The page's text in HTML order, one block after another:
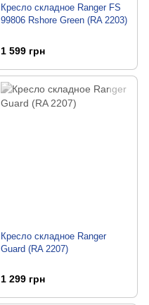
Кресло складное Ranger FS
99806 Rshore Green (RA 2203)
1 599 грн
Кресло складное Ranger
Guard (RA 2207)
1 299 грн